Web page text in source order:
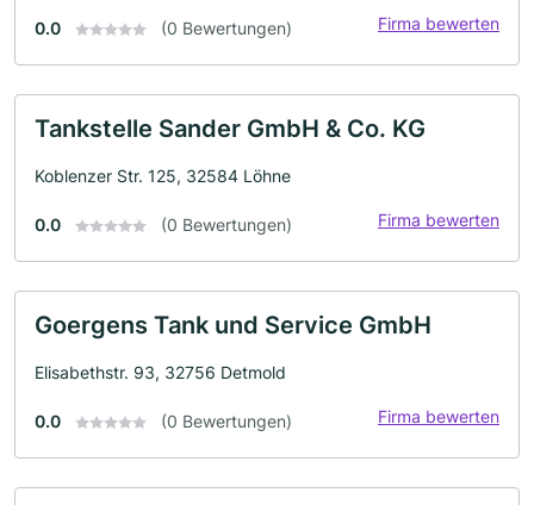
0.0 (0 Bewertungen) Firma bewerten
Tankstelle Sander GmbH & Co. KG
Koblenzer Str. 125, 32584 Löhne
0.0 (0 Bewertungen) Firma bewerten
Goergens Tank und Service GmbH
Elisabethstr. 93, 32756 Detmold
0.0 (0 Bewertungen) Firma bewerten